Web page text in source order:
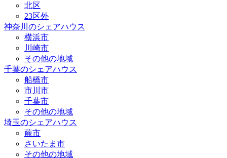
北区
23区外
神奈川のシェアハウス
横浜市
川崎市
その他の地域
千葉のシェアハウス
船橋市
市川市
千葉市
その他の地域
埼玉のシェアハウス
蕨市
さいたま市
その他の地域